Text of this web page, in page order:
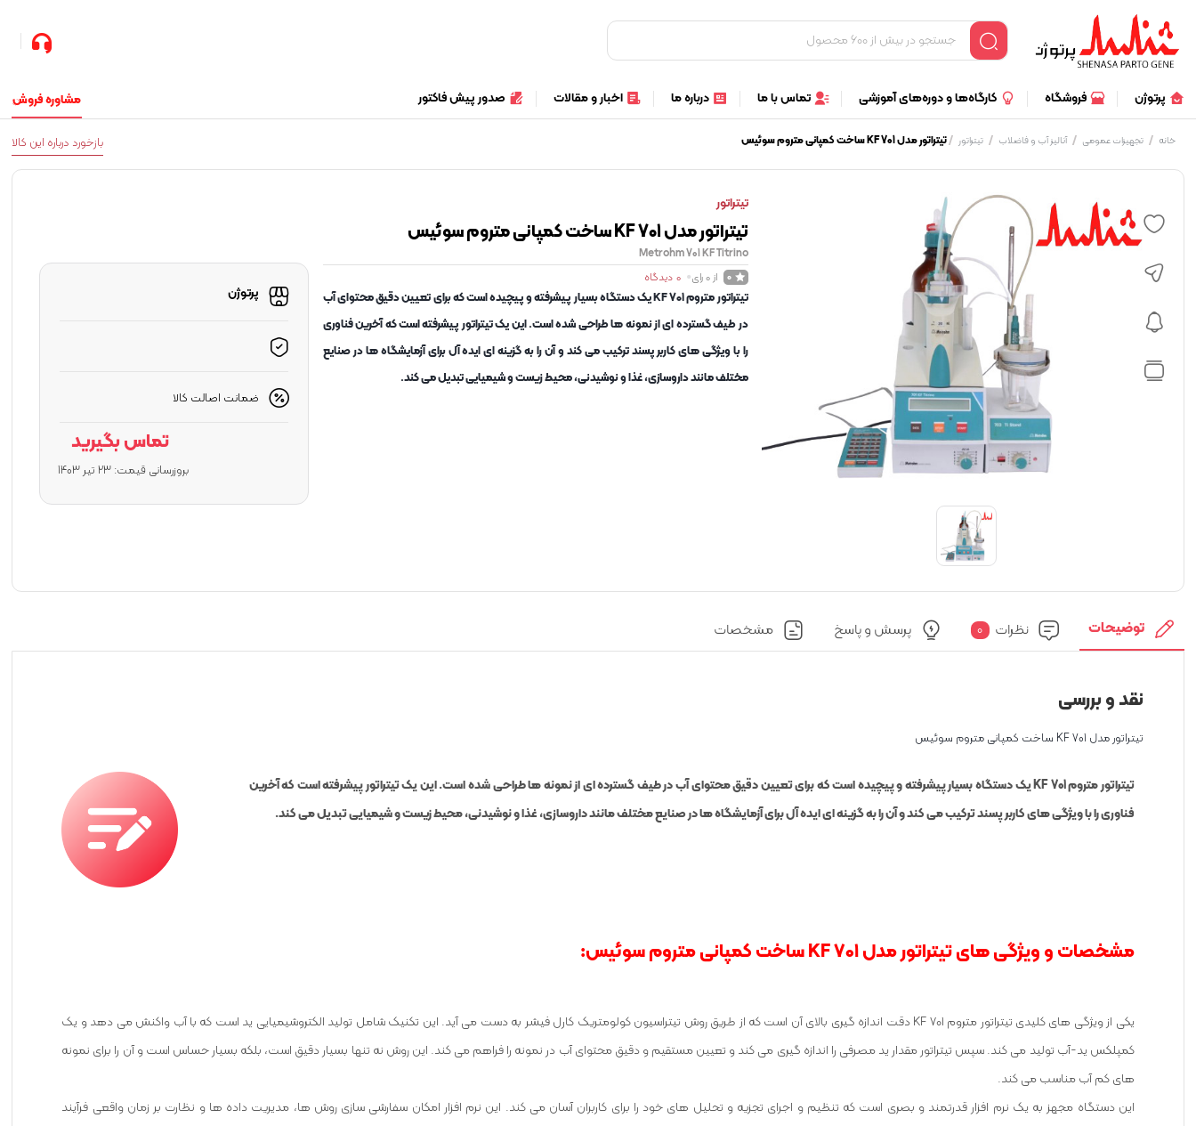
پرتوژن فروشگاه کارگاه‌ها و دوره‌های آموزشی تماس با ما درباره ما اخبار و مقالات صدور پیش فاکتور مشاوره فروش
بازخورد درباره این کالا خانه / تجهیزات عمومی / آنالیز آب و فاضلاب / تیتراتور /تیتراتور مدل KF 701 ساخت کمپانی متروم سوئیس
تیتراتور
تیتراتور مدل KF 701 ساخت کمپانی متروم سوئیس
Metrohm 701 KF Titrino
0 از 0 رای 0 دیدگاه
تیتراتور متروم 701 KF یک دستگاه بسیار پیشرفته و پیچیده است که برای تعیین دقیق محتوای آب
در طیف گسترده ای از نمونه ها طراحی شده است. این یک تیتراتور پیشرفته است که آخرین فناوری
را با ویژگی های کاربر پسند ترکیب می کند و آن را به گزینه ای ایده آل برای آزمایشگاه ها در صنایع
مختلف مانند داروسازی، غذا و نوشیدنی، محیط زیست و شیمیایی تبدیل می کند.
پرتوژن
ضمانت اصالت کالا
تماس بگیرید
بروزرسانی قیمت: 23 تیر 1403
توضیحات نظرات 0 پرسش و پاسخ مشخصات
نقد و بررسی
تیتراتور مدل KF 701 ساخت کمپانی متروم سوئیس
تیتراتور متروم 701 KF یک دستگاه بسیار پیشرفته و پیچیده است که برای تعیین دقیق محتوای آب در طیف گسترده ای از نمونه ها طراحی شده است. این یک تیتراتور پیشرفته است که آخرین
فناوری را با ویژگی های کاربر پسند ترکیب می کند و آن را به گزینه ای ایده آل برای آزمایشگاه ها در صنایع مختلف مانند داروسازی، غذا و نوشیدنی، محیط زیست و شیمیایی تبدیل می کند.
مشخصات و ویژگی های تیتراتور مدل KF 701 ساخت کمپانی متروم سوئیس:
یکی از ویژگی های کلیدی تیتراتور متروم 701 KF دقت اندازه گیری بالای آن است که از طریق روش تیتراسیون کولومتریک کارل فیشر به دست می آید. این تکنیک شامل تولید الکتروشیمیایی ید است که با آب واکنش می دهد و یک
کمپلکس ید-آب تولید می کند. سپس تیتراتور مقدار ید مصرفی را اندازه گیری می کند و تعیین مستقیم و دقیق محتوای آب در نمونه را فراهم می کند. این روش نه تنها بسیار دقیق است، بلکه بسیار حساس است و آن را برای نمونه
های کم آب مناسب می کند.
این دستگاه مجهز به یک نرم افزار قدرتمند و بصری است که تنظیم و اجرای تجزیه و تحلیل های خود را برای کاربران آسان می کند. این نرم افزار امکان سفارشی سازی روش ها، مدیریت داده ها و نظارت بر زمان واقعی فرآیند